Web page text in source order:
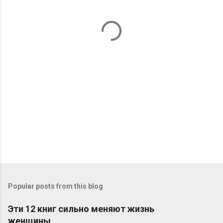
Popular posts from this blog
Эти 12 книг сильно меняют жизнь
женщины